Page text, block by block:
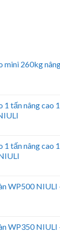
mini 260kg
1 tấn nâng cao
1 tấn nâng cao
WP500 NIULI
WP350 NIULI